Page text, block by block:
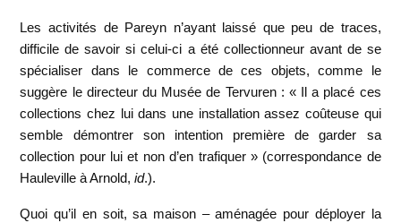
Les activités de Pareyn n’ayant laissé que peu de traces,
difficile de savoir si celui-ci a été collectionneur avant de se
spécialiser dans le commerce de ces objets, comme le
suggère le directeur du Musée de Tervuren : « Il a placé ces
collections chez lui dans une installation assez coûteuse qui
semble démontrer son intention première de garder sa
collection pour lui et non d’en trafiquer » (correspondance de
Hauleville à Arnold,id.).
Quoi qu’il en soit, sa maison – aménagée pour déployer la